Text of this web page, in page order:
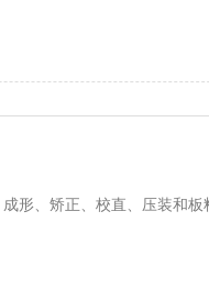
形、矫正、校直、压装和